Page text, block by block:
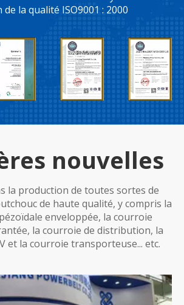
la qualité ISO9001 : 2000
nouvelles​​​​​​​
la production de toutes sortes de
de haute qualité, y compris la
enveloppée, la courroie
la courroie de distribution, la
et la courroie transporteuse... etc.